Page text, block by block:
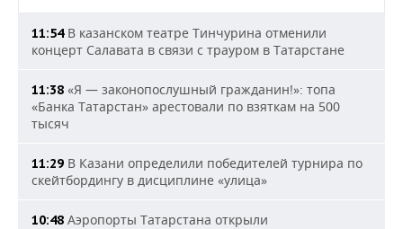
11:54В казанском театре Тинчурина отменили
концерт Салавата в связи с трауром в Татарстане
11:38 «Я — законопослушный гражданин!»: топа
«Банка Татарстан» арестовали по взяткам на 500
тысяч
11:29 В Казани определили победителей турнира по
скейтбордингу в дисциплине «улица»
10:48 Аэропорты Татарстана открыли